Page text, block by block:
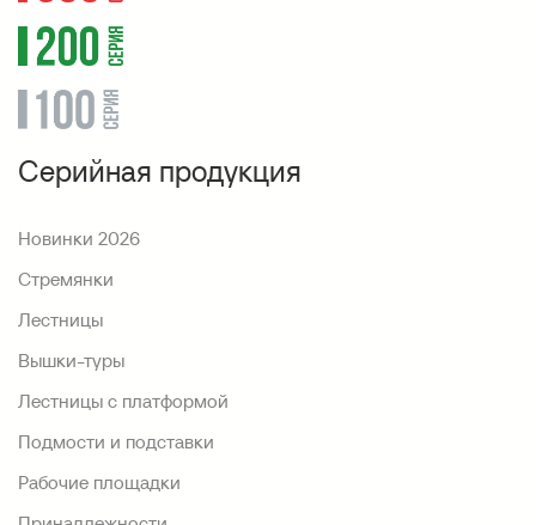
Серийная продукция
Новинки 2026
Стремянки
Лестницы
Вышки-туры
Лестницы с платформой
Подмости и подставки
Рабочие площадки